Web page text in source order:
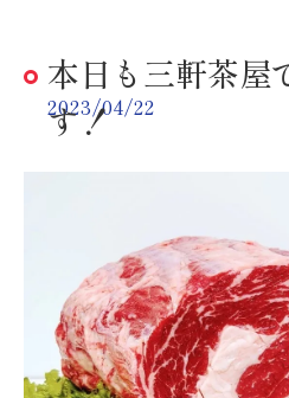
本日も三軒茶屋
す！
2023/04/22